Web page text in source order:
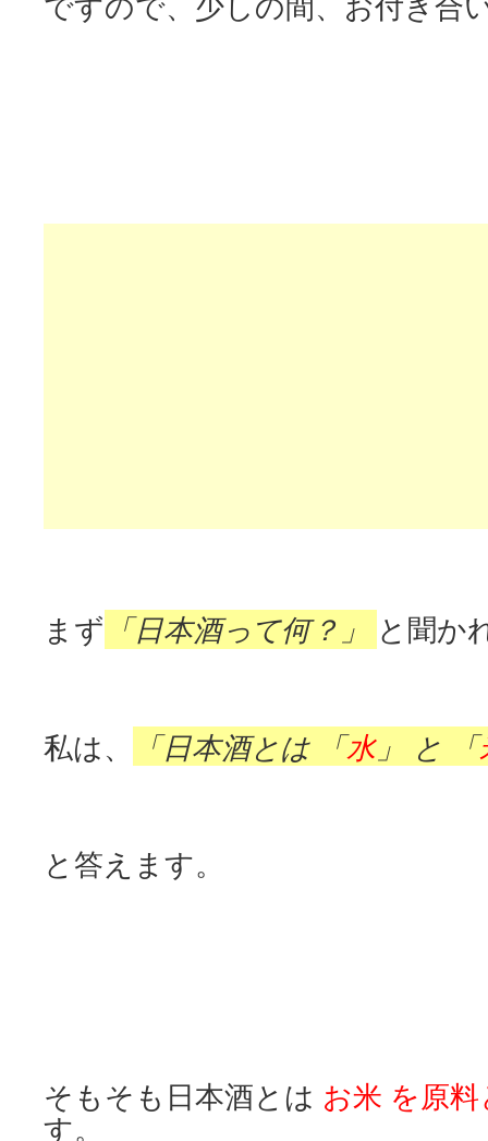
まず 「日本酒って何？」 と聞か
私は、 「日本酒とは 「水」 と 「
と答えます。
そもそも日本酒とは お米 を原
す。